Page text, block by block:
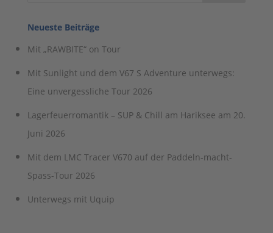
Neueste Beiträge
Mit „RAWBITE“ on Tour
Mit Sunlight und dem V67 S Adventure unterwegs:
Eine unvergessliche Tour 2026
Lagerfeuerromantik – SUP & Chill am Hariksee am 20.
Juni 2026
Mit dem LMC Tracer V670 auf der Paddeln-macht-
Spass-Tour 2026
Unterwegs mit Uquip